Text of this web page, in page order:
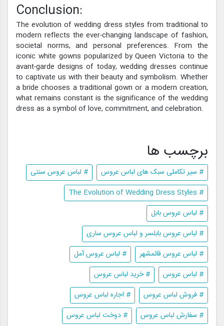
Conclusion:
The evolution of wedding dress styles from traditional to
modern reflects the ever-changing landscape of fashion,
societal norms, and personal preferences. From the
iconic white gowns popularized by Queen Victoria to the
avant-garde designs of today, wedding dresses continue
to captivate us with their beauty and symbolism. Whether
a bride chooses a traditional gown or a modern creation,
what remains constant is the significance of the wedding
dress as a symbol of love, commitment, and celebration.
برچسب ها
# سیر تکاملی سبک های لباس عروس
# لباس عروس سنتی
# The Evolution of Wedding Dress Styles
# لباس عروس بابل
# لباس عروس بابلسر و لباس عروس ساری
# لباس عروس قائمشهر
# لباس عروس آمل
# لباس عروس
# خرید لباس عروس
# فروش لباس عروس
# اجاره لباس عروس
# سفارش لباس عروس
# دوخت لباس عروس